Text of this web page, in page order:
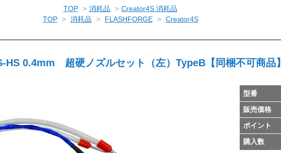
TOP > 消耗品 > Creator4S 消耗品
TOP > 消耗品 > FLASHFORGE > Creator4S
HS 0.4mm 超硬ノズルセット（左）TypeB【同梱不可商品】
型番
販売価格
ポイント
購入数